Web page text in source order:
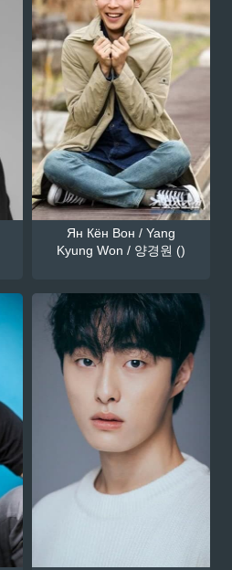
Ян Кён Вон / Yang
Kyung Won / 양경원 ()